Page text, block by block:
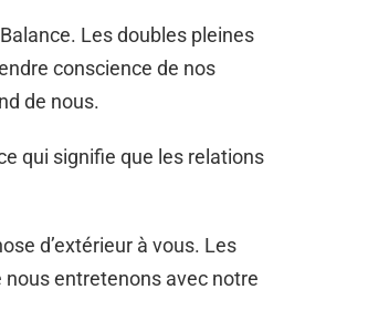
Les doubles pleines
conscience de nos
de nous.
qui signifie que les relations
d’extérieur à vous. Les
entretenons avec notre